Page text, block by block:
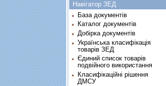
Навігатор ЗЕД
База документів
Каталог документів
Добірка документів
Українська класифікація
товарів ЗЕД
Єдиний список товарів
подвійного використання
Класифікаційні рішення
ДМСУ